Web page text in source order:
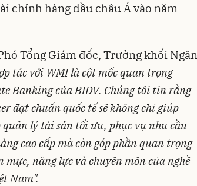
chính hàng đầu châu Á vào năm
Tổng Giám đốc, Trưởng khối Ngân
tác với WMI là cột mốc quan trọng
Banking của BIDV. Chúng tôi tin rằng
đạt chuẩn quốc tế sẽ không chỉ giúp
lý tài sản tối ưu, phục vụ nhu cầu
cao cấp mà còn góp phần quan trọng
năng lực và chuyên môn của nghề
Nam".